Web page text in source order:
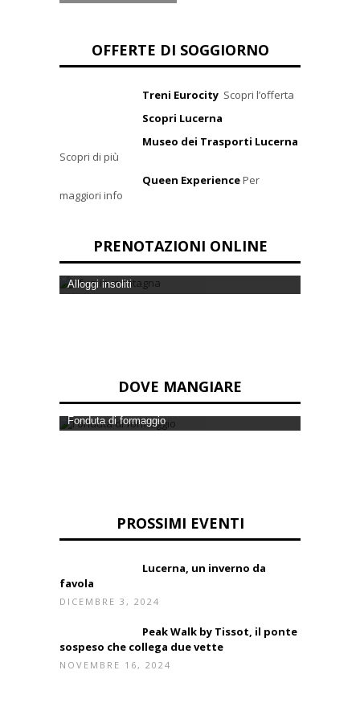
OFFERTE DI SOGGIORNO
Treni Eurocity Scopri l’offerta
Scopri Lucerna
Museo dei Trasporti Lucerna
Scopri di più
Queen ExperiencePer
maggiori info
PRENOTAZIONI ONLINE
Tradizione di ospitalità
DOVE MANGIARE
Fonduta di formaggio
PROSSIMI EVENTI
Lucerna, un inverno da
favola
DICEMBRE 3, 2024
Peak Walk by Tissot, il ponte
sospeso che collega due vette
NOVEMBRE 16, 2024